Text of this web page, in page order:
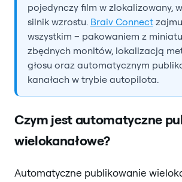
pojedynczy film w zlokalizowany,
silnik wzrostu. Braiv Connect
wszystkim – pakowaniem z
zbędnych monitów, lokalizacją
głosu oraz automatycznym
kanałach w trybie autopilota.
Czym jest automatyczne
wielokanałowe?
Automatyczne publikowanie